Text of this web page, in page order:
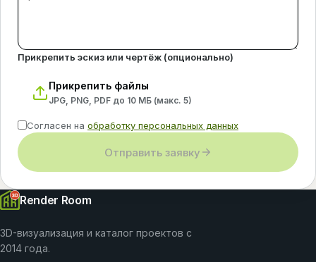
Прикрепить эскиз или чертёж (опционально)
Прикрепить файлы
JPG, PNG, PDF до 10 МБ (макс. 5)
Согласен на обработку персональных данных
Отправить заявку
Render Room
3D-визуализация и каталог проектов с
2014 года.